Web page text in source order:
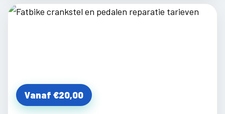
Vanaf €20,00